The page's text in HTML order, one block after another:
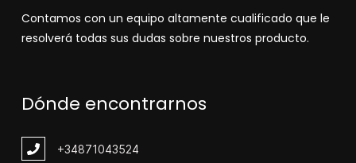
Contamos con un equipo altamente cualificado que le
resolverá todas sus dudas sobre nuestros producto.
Dónde encontrarnos
+34871043524